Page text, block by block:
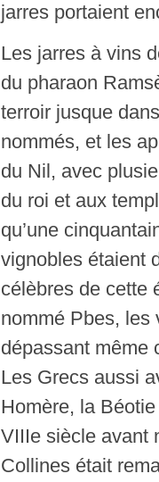
jarres portaient
Les jarres à vins
du pharaon
terroir jusque
nommés, et les
du Nil, avec
du roi et aux
qu’une
vignobles étaient
célèbres de cette
nommé Pbes, les
dépassant même
Les Grecs aussi
Homère, la
VIIIe siècle avant
Collines était